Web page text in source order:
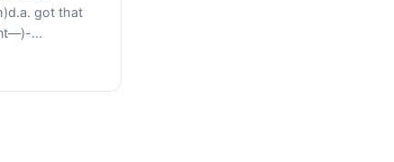
got that
...